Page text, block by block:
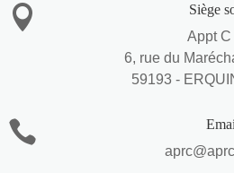

Siège
Appt C
6, rue du
59193 -
